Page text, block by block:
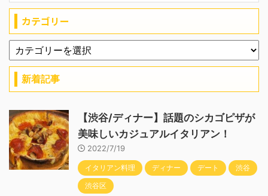
カテゴリー
新着記事
【渋谷/ディナー】話題のシカゴピザが
美味しいカジュアルイタリアン！
2022/7/19
イタリアン料理 ディナー デート
渋谷
渋谷区